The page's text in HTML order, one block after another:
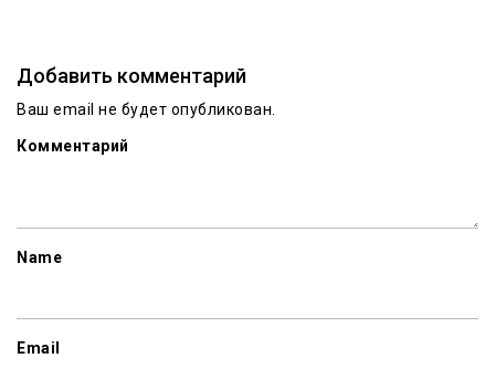
Добавить комментарий
Ваш email не будет опубликован.
Комментарий
Name
Email